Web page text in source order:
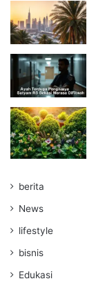
berita
News
lifestyle
bisnis
Edukasi